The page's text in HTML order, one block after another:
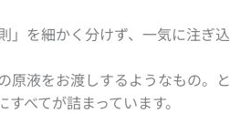
」を細かく分けず、一気に注ぎ込
原液をお渡しするようなもの。と
べてが詰まっています。